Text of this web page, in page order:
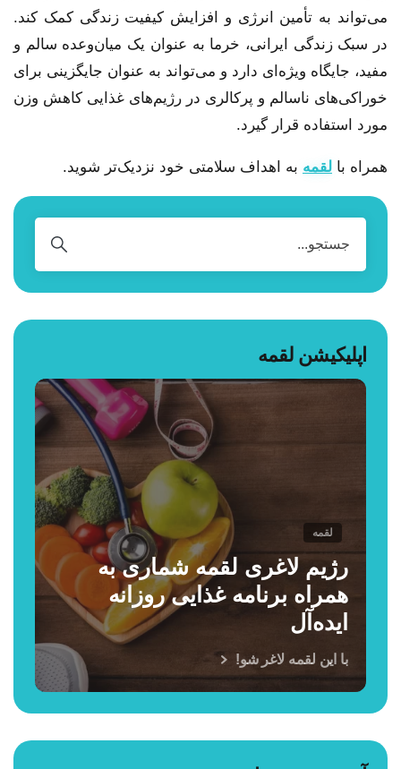
می‌تواند به تأمین انرژی و افزایش کیفیت زندگی کمک کند.
در سبک زندگی ایرانی، خرما به عنوان یک میان‌وعده سالم و
مفید، جایگاه ویژه‌ای دارد و می‌تواند به عنوان جایگزینی برای
خوراکی‌های ناسالم و پرکالری در رژیم‌های غذایی کاهش وزن
مورد استفاده قرار گیرد.
همراه با لقمه به اهداف سلامتی خود نزدیک‌تر شوید.
اپلیکیشن لقمه
لقمه
رژیم لاغری لقمه شماری به
همراه برنامه غذایی روزانه
ایده‌آل
با این لقمه لاغر شو!